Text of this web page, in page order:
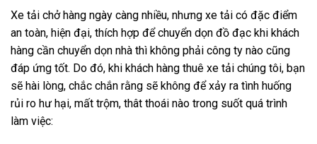
Xe tải chở hàng ngày càng nhiều, nhưng xe tải có đặc điểm
an toàn, hiện đại, thích hợp để chuyển dọn đồ đạc khi khách
hàng cần chuyển dọn nhà thì không phải công ty nào cũng
đáp ứng tốt. Do đó, khi khách hàng thuê xe tải chúng tôi, bạn
sẽ hài lòng, chắc chắn rằng sẽ không để xảy ra tình huống
rủi ro hư hại, mất trộm, thât thoái nào trong suốt quá trình
làm việc: